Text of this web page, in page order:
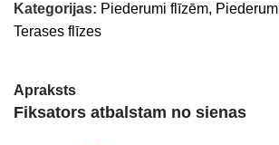
Kategorijas: Piederumi flīzēm,
Terases flīzes
Apraksts
Fiksators atbalstam no sienas